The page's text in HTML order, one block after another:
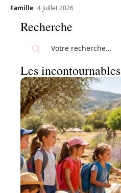
Famille 4 juillet 2026
Recherche
Les incontournables